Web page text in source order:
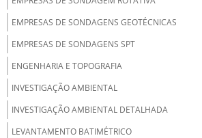
EMPRESAS DE SONDAGENS GEOTÉCNICAS
EMPRESAS DE SONDAGENS SPT
ENGENHARIA E TOPOGRAFIA
INVESTIGAÇÃO AMBIENTAL
INVESTIGAÇÃO AMBIENTAL DETALHADA
LEVANTAMENTO BATIMÉTRICO